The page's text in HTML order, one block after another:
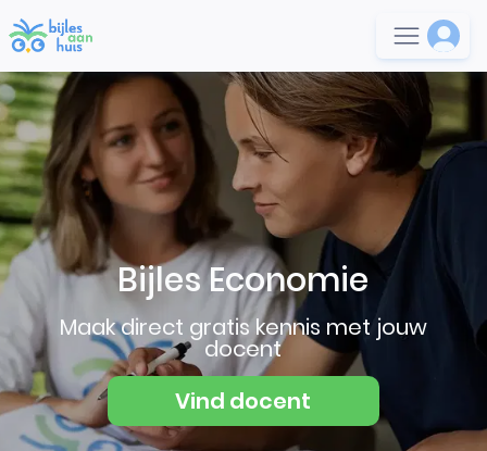
Bijles Economie
Maak direct gratis kennis met jouw
docent
Vind docent